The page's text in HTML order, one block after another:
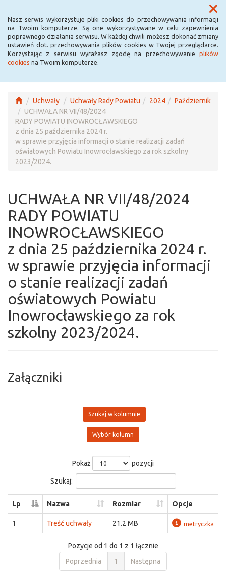
Nasz serwis wykorzystuje pliki cookies do przechowywania informacji
na Twoim komputerze. Są one wykorzystywane w celu zapewnienia
poprawnego działania serwisu. W każdej chwili możesz dokonać zmiany
ustawień dot. przechowywania plików cookies w Twojej przeglądarce.
Korzystając z serwisu wyrażasz zgodę na przechowywanie plików
cookies na Twoim komputerze.
Menu
Uchwały Uchwały Rady Powiatu 2024
Październik
UCHWAŁA NR VII/48/2024
RADY POWIATU INOWROCŁAWSKIEGO
z dnia 25 października 2024 r.
w sprawie przyjęcia informacji o stanie realizacji zadań
oświatowych Powiatu Inowrocławskiego za rok szkolny
2023/2024.
UCHWAŁA NR VII/48/2024
RADY POWIATU
INOWROCŁAWSKIEGO
z dnia 25 października 2024 r.
w sprawie przyjęcia informacji
o stanie realizacji zadań
oświatowych Powiatu
Inowrocławskiego za rok
szkolny 2023/2024.
Załączniki
Szukaj w kolumnie
Wybór kolumn
Pokaż pozycji
Szukaj:
Lp Nazwa Rozmiar Opcje
1 Treść uchwały 21.2 MB metryczka
Pozycje od 1 do 1 z 1 łącznie
Poprzednia
1 Następna